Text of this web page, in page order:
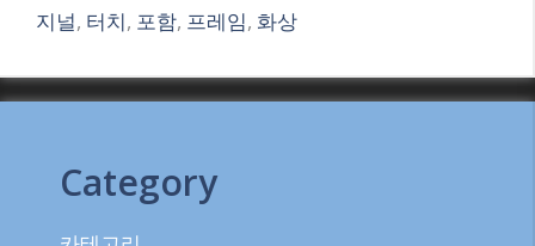
지널, 터치, 포함, 프레임, 화상
Category